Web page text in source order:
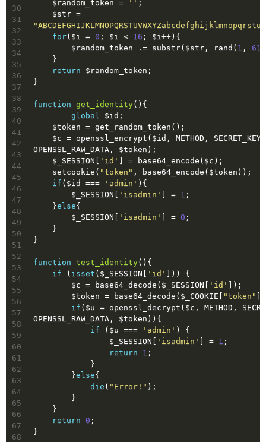
30
31
32
33
34
35
36
37
38
39
40
41
42
43
44
45
46
47
48
49
50
51
52
53
54
55
56
57
58
59
60
61
62
63
64
65
66
67
68
    $random_token =
'' ;
for($i = 0 ; $i < 16 ; $i++){
        $random_token .= substr($str, rand(
1 , 61
    }
return $random_token;
}
function get_identity() {
global $id;
    $token = get_random_token();
OPENSSL_RAW_DATA, $token);
    $_SESSION[
'id' ] = base64_encode($c);
    setcookie(
"token" , base64_encode($token));
if ($id === 'admin' ){
    	$_SESSION[
'isadmin' ] = 1 ;
    }
else{
    	$_SESSION[
'isadmin' ] = 0 ;
    }
}
function test_identity() {
if ( isset ($_SESSION[ 'id' ])) {
        $c = base64_decode($_SESSION[
'id' ]);
        $token = base64_decode($_COOKIE[
"token"
if ($u = openssl_decrypt($c, METHOD,
OPENSSL_RAW_DATA, $token)){
if ($u === 'admin' ) {
                $_SESSION[
'isadmin' ] = 1 ;
return
1 ;
            }
        }
else{
die ( "Error!" );
        }
    }
return 0 ;
}